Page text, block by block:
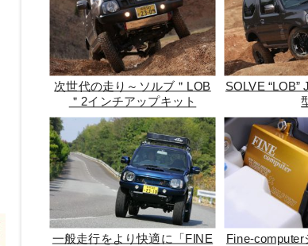
次世代の走り～ソルブ＂LOB
＂2インチアップキット
SOLVE “LOB”
一般走行をより快適に「FINE Fine-computer